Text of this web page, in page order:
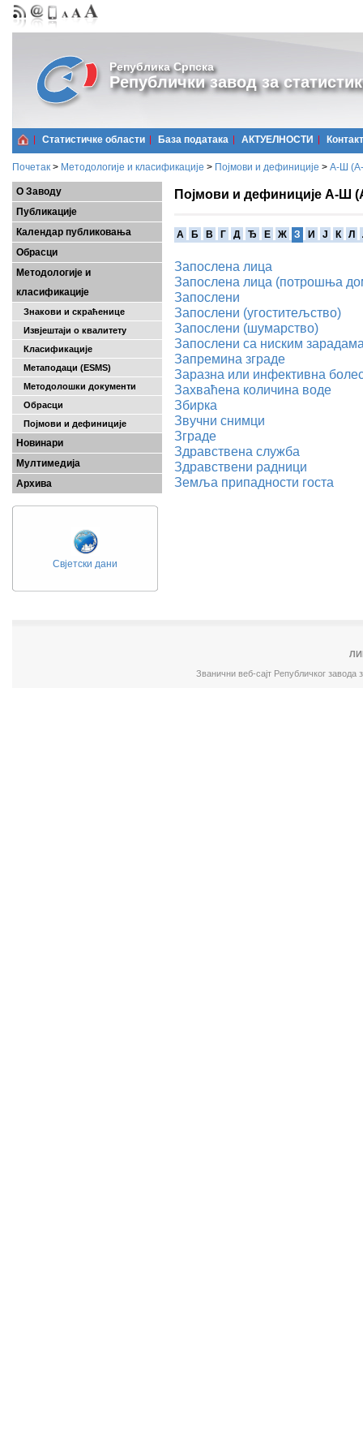
Република Српска
Републички завод за
Статистичке области Базa података АКТУЕЛНОСТИ Контакт
Почетак > Методологије и класификације > Појмови и дефиниције > А-Ш
О Заводу
Публикације
Календар публиковања
Обрасци
Методологије и
класификације
Знакови и скраћенице
Извјештаји о квалитету
Класификације
Метаподаци (ESMS)
Методолошки документи
Обрасци
Појмови и дефиниције
Новинари
Мултимедија
Архива
Свјетски дани
Појмови и дефиниције А-Ш
A Б В Г Д Ђ Е Ж З И Ј К Л
Запослена лица
Запослена лица (потрошња
Запослени
Запослени (угоститељство)
Запослени (шумарство)
Запослени са ниским
Запремина зграде
Заразна или инфективна
Захваћена количина воде
Збирка
Звучни снимци
Зграде
Здравствена служба
Здравствени радници
Земља припадности госта
Званични веб-сајт Републичког